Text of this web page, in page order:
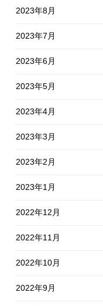
2023年8月
2023年7月
2023年6月
2023年5月
2023年4月
2023年3月
2023年2月
2023年1月
2022年12月
2022年11月
2022年10月
2022年9月